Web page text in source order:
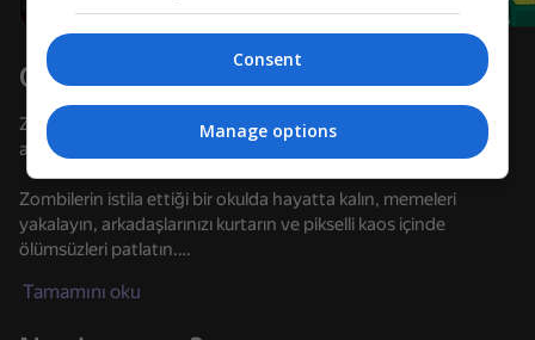
95
Oyun hakkında
Zomblox, CS, Minecraft ve Roblox ruhunda ücretsiz bir FPS
atıcıdır.
Zombilerin istila ettiği bir okulda hayatta kalın, memeleri
yakalayın, arkadaşlarınızı kurtarın ve pikselli kaos içinde
ölümsüzleri patlatın.
herkesi zombiye dönüştürüyor!
Tamamını oku
Consent
Manage options